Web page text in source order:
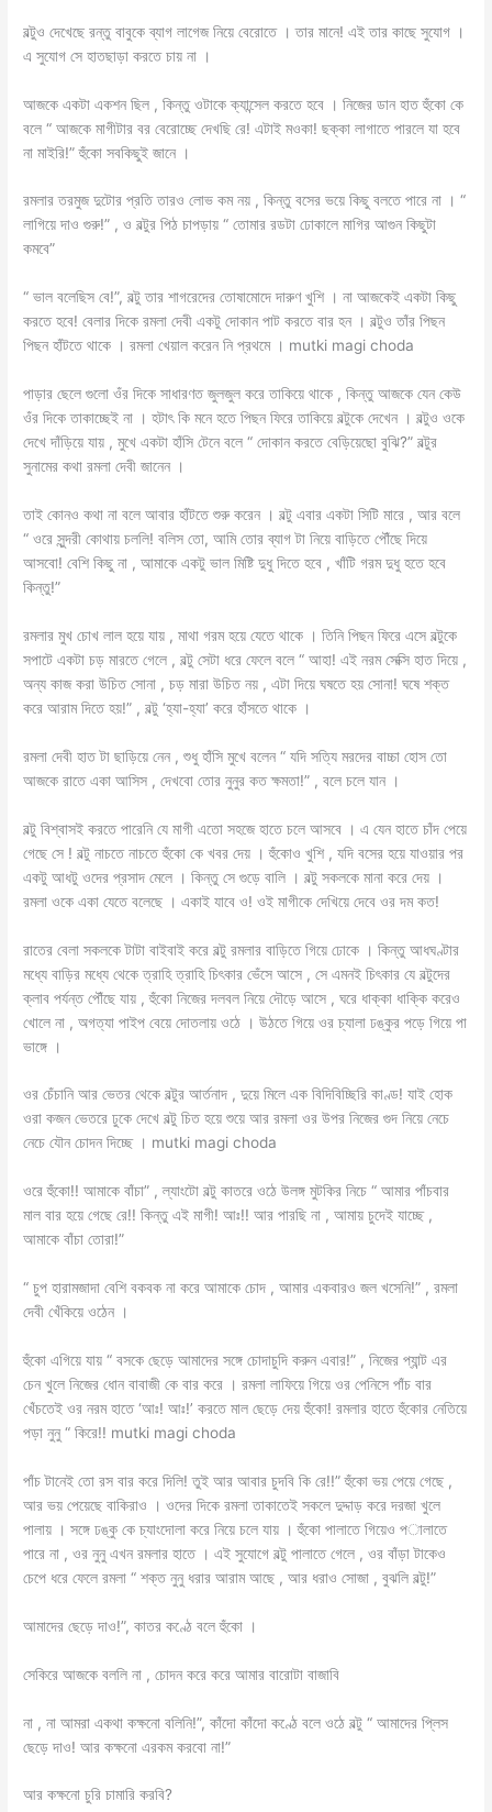
বল্টুও দেখেছে রন্তু বাবুকে ব্যাগ লাগেজ নিয়ে বেরোতে । তার মানে! এই তার কাছে সুযোগ ।
এ সুযোগ সে হাতছাড়া করতে চায় না ।
আজকে একটা একশন ছিল , কিন্তু ওটাকে ক্যান্সেল করতে হবে । নিজের ডান হাত হুঁকো কে
বলে “ আজকে মাগীটার বর বেরোচ্ছে দেখছি রে! এটাই মওকা! ছক্কা লাগাতে পারলে যা হবে
না মাইরি!” হুঁকো সবকিছুই জানে ।
রমলার তরমুজ দুটোর প্রতি তারও লোভ কম নয় , কিন্তু বসের ভয়ে কিছু বলতে পারে না । “
লাগিয়ে দাও গুরু!” , ও বল্টুর পিঠ চাপড়ায় “ তোমার রডটা ঢোকালে মাগির আগুন কিছুটা
কমবে”
“ ভাল বলেছিস বে!”, বল্টু তার শাগরেদের তোষামোদে দারুণ খুশি । না আজকেই একটা কিছু
করতে হবে! বেলার দিকে রমলা দেবী একটু দোকান পাট করতে বার হন । বল্টুও তাঁর পিছন
পিছন হাঁটতে থাকে । রমলা খেয়াল করেন নি প্রথমে । mutki magi choda
পাড়ার ছেলে গুলো ওঁর দিকে সাধারণত জুলজুল করে তাকিয়ে থাকে , কিন্তু আজকে যেন কেউ
ওঁর দিকে তাকাচ্ছেই না । হটাৎ কি মনে হতে পিছন ফিরে তাকিয়ে বল্টুকে দেখেন । বল্টুও ওকে
দেখে দাঁড়িয়ে যায় , মুখে একটা হাঁসি টেনে বলে “ দোকান করতে বেড়িয়েছো বুঝি?” বল্টুর
সুনামের কথা রমলা দেবী জানেন ।
তাই কোনও কথা না বলে আবার হাঁটতে শুরু করেন । বল্টু এবার একটা সিটি মারে , আর বলে
“ ওরে সুন্দরী কোথায় চললি! বলিস তো, আমি তোর ব্যাগ টা নিয়ে বাড়িতে পৌঁছে দিয়ে
আসবো! বেশি কিছু না , আমাকে একটু ভাল মিষ্টি দুধু দিতে হবে , খাঁটি গরম দুধু হতে হবে
কিন্তু!”
রমলার মুখ চোখ লাল হয়ে যায় , মাথা গরম হয়ে যেতে থাকে । তিনি পিছন ফিরে এসে বল্টুকে
সপাটে একটা চড় মারতে গেলে , বল্টু সেটা ধরে ফেলে বলে “ আহা! এই নরম সেক্সি হাত দিয়ে ,
অন্য কাজ করা উচিত সোনা , চড় মারা উচিত নয় , এটা দিয়ে ঘষতে হয় সোনা! ঘষে শক্ত
করে আরাম দিতে হয়!” , বল্টু ‘হ্যা-হ্যা’ করে হাঁসতে থাকে ।
রমলা দেবী হাত টা ছাড়িয়ে নেন , শুধু হাঁসি মুখে বলেন “ যদি সত্যি মরদের বাচ্চা হোস তো
আজকে রাতে একা আসিস , দেখবো তোর নুনুর কত ক্ষমতা!” , বলে চলে যান ।
বল্টু বিশ্বাসই করতে পারেনি যে মাগী এতো সহজে হাতে চলে আসবে । এ যেন হাতে চাঁদ পেয়ে
গেছে সে ! বল্টু নাচতে নাচতে হুঁকো কে খবর দেয় । হুঁকোও খুশি , যদি বসের হয়ে যাওয়ার পর
একটু আধটু ওদের প্রসাদ মেলে । কিন্তু সে গুড়ে বালি । বল্টু সকলকে মানা করে দেয় ।
রমলা ওকে একা যেতে বলেছে । একাই যাবে ও! ওই মাগীকে দেখিয়ে দেবে ওর দম কত!
রাতের বেলা সকলকে টাটা বাইবাই করে বল্টু রমলার বাড়িতে গিয়ে ঢোকে । কিন্তু আধঘণ্টার
মধ্যে বাড়ির মধ্যে থেকে ত্রাহি ত্রাহি চিৎকার ভেঁসে আসে , সে এমনই চিৎকার যে বল্টুদের
ক্লাব পর্যন্ত পৌঁছে যায় , হুঁকো নিজের দলবল নিয়ে দৌড়ে আসে , ঘরে ধাক্কা ধাক্কি করেও
খোলে না , অগত্যা পাইপ বেয়ে দোতলায় ওঠে । উঠতে গিয়ে ওর চ্যালা ঢঙ্কুর পড়ে গিয়ে পা
ভাঙ্গে ।
ওর চেঁচানি আর ভেতর থেকে বল্টুর আর্তনাদ , দুয়ে মিলে এক বিদিবিচ্ছিরি কাণ্ড! যাই হোক
ওরা কজন ভেতরে ঢুকে দেখে বল্টু চিত হয়ে শুয়ে আর রমলা ওর উপর নিজের গুদ নিয়ে নেচে
নেচে যৌন চোদন দিচ্ছে । mutki magi choda
ওরে হুঁকো!! আমাকে বাঁচা” , ল্যাংটো বল্টু কাতরে ওঠে উলঙ্গ মুটকির নিচে “ আমার পাঁচবার
মাল বার হয়ে গেছে রে!! কিন্তু এই মাগী! আঃ!! আর পারছি না , আমায় চুদেই যাচ্ছে ,
আমাকে বাঁচা তোরা!”
“ চুপ হারামজাদা বেশি বকবক না করে আমাকে চোদ , আমার একবারও জল খসেনি!” , রমলা
দেবী খেঁকিয়ে ওঠেন ।
হুঁকো এগিয়ে যায় “ বসকে ছেড়ে আমাদের সঙ্গে চোদাচুদি করুন এবার!” , নিজের প্যান্ট এর
চেন খুলে নিজের ধোন বাবাজী কে বার করে । রমলা লাফিয়ে গিয়ে ওর পেনিসে পাঁচ বার
খেঁচতেই ওর নরম হাতে ‘আঃ! আঃ!’ করতে মাল ছেড়ে দেয় হুঁকো! রমলার হাতে হুঁকোর নেতিয়ে
পড়া নুনু “ কিরে!! mutki magi choda
পাঁচ টানেই তো রস বার করে দিলি! তুই আর আবার চুদবি কি রে!!” হুঁকো ভয় পেয়ে গেছে ,
আর ভয় পেয়েছে বাকিরাও । ওদের দিকে রমলা তাকাতেই সকলে দুদ্দাড় করে দরজা খুলে
পালায় । সঙ্গে ঢঙ্কু কে চ্যাংদোলা করে নিয়ে চলে যায় । হুঁকো পালাতে গিয়েও পালাতে
পারে না , ওর নুনু এখন রমলার হাতে । এই সুযোগে বল্টু পালাতে গেলে , ওর বাঁড়া টাকেও
চেপে ধরে ফেলে রমলা “ শক্ত নুনু ধরার আরাম আছে , আর ধরাও সোজা , বুঝলি বল্টু!”
আমাদের ছেড়ে দাও!”, কাতর কণ্ঠে বলে হুঁকো ।
সেকিরে আজকে বললি না , চোদন করে করে আমার বারোটা বাজাবি
না , না আমরা একথা কক্ষনো বলিনি!”, কাঁদো কাঁদো কণ্ঠে বলে ওঠে বল্টু “ আমাদের প্লিস
ছেড়ে দাও! আর কক্ষনো এরকম করবো না!”
আর কক্ষনো চুরি চামারি করবি?